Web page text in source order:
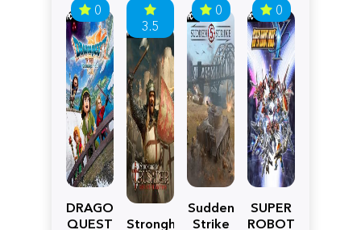
0
DRAGON
QUEST
3.5
Stronghold
0
Sudden
Strike
0
SUPER
ROBOT